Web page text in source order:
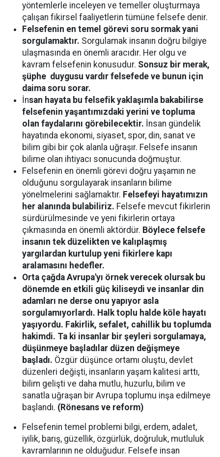
yöntemlerle inceleyen ve temeller oluşturmaya
çalışan fikirsel faaliyetlerin tümüne felsefe denir.
Felsefenin en temel görevi soru sormak yani
sorgulamaktır. Sorgulamak insanın doğru bilgiye
ulaşmasında en önemli aracıdır. Her olgu ve
kavram felsefenin konusudur. Sonsuz bir merak,
şüphe duygusu vardır felsefede ve bunun için
daima soru sorar.
İnsan hayata bu felsefik yaklaşımla bakabilirse
felsefenin yaşantımızdaki yerini ve topluma
olan faydalarını görebilecektir. İnsan gündelik
hayatında ekonomi, siyaset, spor, din, sanat ve
bilim gibi bir çok alanla uğraşır. Felsefe insanın
bilime olan ihtiyacı sonucunda doğmuştur.
Felsefenin en önemli görevi doğru yaşamın ne
olduğunu sorgulayarak insanların bilime
yönelmelerini sağlamaktır. Felsefeyi hayatımızın
her alanında bulabiliriz. Felsefe mevcut fikirlerin
sürdürülmesinde ve yeni fikirlerin ortaya
çıkmasında en önemli aktördür. Böylece felsefe
insanın tek düzelikten ve kalıplaşmış
yargılardan kurtulup yeni fikirlere kapı
aralamasını hedefler.
Orta çağda Avrupa'yı örnek verecek olursak bu
dönemde en etkili güç kiliseydi ve insanlar din
adamları ne derse onu yapıyor asla
sorgulamıyorlardı. Halk toplu halde köle hayatı
yaşıyordu. Fakirlik, sefalet, cahillik bu toplumda
hakimdi. Ta ki insanlar bir şeyleri sorgulamaya,
düşünmeye başladılar düzen değişmeye
başladı. Özgür düşünce ortamı oluştu, devlet
düzenleri değişti, insanların yaşam kalitesi arttı,
bilim gelişti ve daha mutlu, huzurlu, bilim ve
sanatla uğraşan bir Avrupa toplumu inşa edilmeye
başlandı. (Rönesans ve reform)
Felsefenin temel problemi bilgi, erdem, adalet,
iyilik, barış, güzellik, özgürlük, doğruluk, mutluluk
kavramlarının ne olduğudur. Felsefe insan